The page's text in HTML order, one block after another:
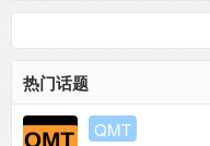
热门话题
QMT